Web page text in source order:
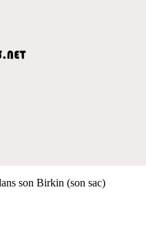
son Birkin (son sac)